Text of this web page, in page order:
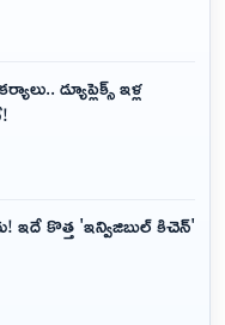
డ్యూప్లెక్స్ ఇళ్ల
ఇదే కొత్త 'ఇన్విజిబుల్ కిచెన్'